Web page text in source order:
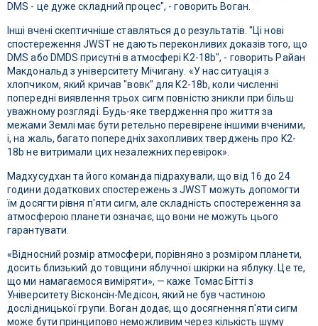
DMS - це дуже складний процес", - говорить Воган.
Інші вчені скептичніше ставляться до результатів. "Ці нові
спостереження JWST не дають переконливих доказів того, що
DMS або DMDS присутні в атмосфері K2-18b", - говорить Райан
Макдональд з університету Мічигану. «У нас ситуація з
хлопчиком, який кричав "вовк" для K2-18b, коли численні
попередні виявлення трьох сигм повністю зникли при більш
уважному розгляді. Будь-яке твердження про життя за
межами Землі має бути ретельно перевірене іншими вченими,
і, на жаль, багато попередніх захопливих тверджень про K2-
18b не витримали цих незалежних перевірок».
Мадхусудхан та його команда підрахували, що від 16 до 24
години додаткових спостережень з JWST можуть допомогти
їм досягти рівня п'яти сигм, але складність спостереження за
атмосферою планети означає, що вони не можуть цього
гарантувати.
«Відносний розмір атмосфери, порівняно з розміром планети,
досить близький до товщини яблучної шкірки на яблуку. Це те,
що ми намагаємося виміряти», — каже Томас Бітті з
Університету Вісконсін-Медісон, який не був частиною
дослідницької групи. Воган додає, що досягнення п'яти сигм
може бути принципово неможливим через кількість шуму